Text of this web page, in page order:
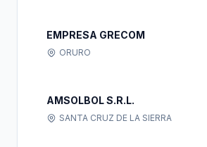
EMPRESA GRECOM
ORURO
AMSOLBOL S.R.L.
SANTA CRUZ DE LA SIERRA